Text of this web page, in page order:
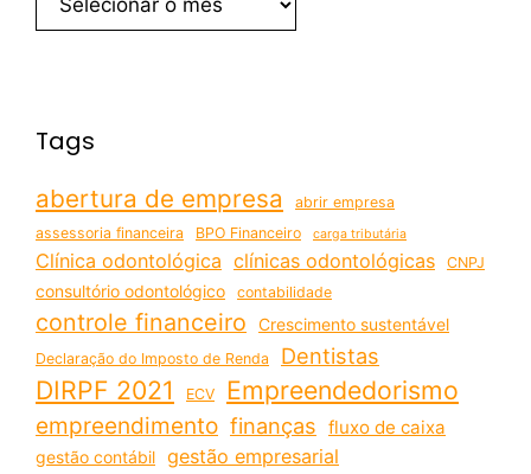
Tags
abertura de empresa
abrir empresa
assessoria financeira
BPO Financeiro carga tributária
Clínica odontológica clínicas odontológicas CNPJ
consultório odontológico contabilidade
controle financeiro Crescimento sustentável
Declaração do Imposto de Renda Dentistas
DIRPF 2021 ECV Empreendedorismo
empreendimento finanças fluxo de caixa
gestão contábil gestão empresarial